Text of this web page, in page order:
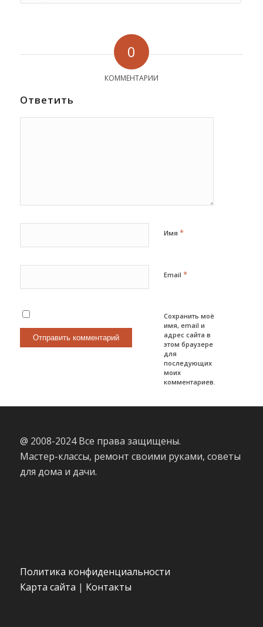
0
КОММЕНТАРИИ
Ответить
Имя *
Email *
Сохранить моё
имя, email и
адрес сайта в
этом браузере
для
последующих
моих
комментариев.
@ 2008-2024 Все права защищены.
Мастер-классы, ремонт своими руками, советы
для дома и дачи.
Политика конфиденциальности
Карта сайта | Контакты